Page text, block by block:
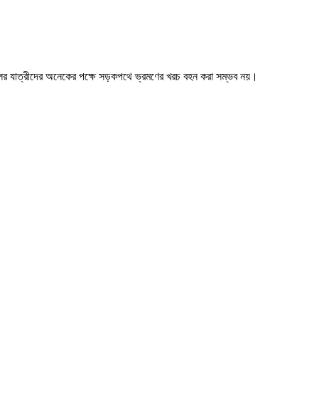
যাত্রীদের অনেকের পক্ষে সড়কপথে ভ্রমণের খরচ বহন করা সম্ভব নয়।